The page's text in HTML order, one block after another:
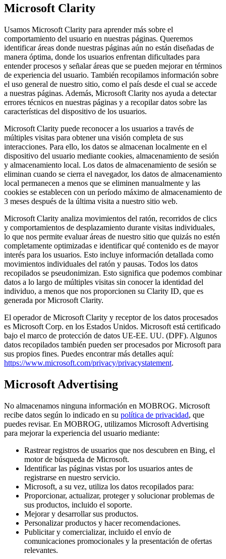
Microsoft Clarity
Usamos Microsoft Clarity para aprender más sobre el
comportamiento del usuario en nuestras páginas. Queremos
identificar áreas donde nuestras páginas aún no están diseñadas de
manera óptima, donde los usuarios enfrentan dificultades para
entender procesos y señalar áreas que se pueden mejorar en términos
de experiencia del usuario. También recopilamos información sobre
el uso general de nuestro sitio, como el país desde el cual se accede
a nuestras páginas. Además, Microsoft Clarity nos ayuda a detectar
errores técnicos en nuestras páginas y a recopilar datos sobre las
características del dispositivo de los usuarios.
Microsoft Clarity puede reconocer a los usuarios a través de
múltiples visitas para obtener una visión completa de sus
interacciones. Para ello, los datos se almacenan localmente en el
dispositivo del usuario mediante cookies, almacenamiento de sesión
y almacenamiento local. Los datos de almacenamiento de sesión se
eliminan cuando se cierra el navegador, los datos de almacenamiento
local permanecen a menos que se eliminen manualmente y las
cookies se establecen con un período máximo de almacenamiento de
3 meses después de la última visita a nuestro sitio web.
Microsoft Clarity analiza movimientos del ratón, recorridos de clics
y comportamientos de desplazamiento durante visitas individuales,
lo que nos permite evaluar áreas de nuestro sitio que quizás no estén
completamente optimizadas e identificar qué contenido es de mayor
interés para los usuarios. Esto incluye información detallada como
movimientos individuales del ratón y pausas. Todos los datos
recopilados se pseudonimizan. Esto significa que podemos combinar
datos a lo largo de múltiples visitas sin conocer la identidad del
individuo, a menos que nos proporcionen su Clarity ID, que es
generada por Microsoft Clarity.
El operador de Microsoft Clarity y receptor de los datos procesados
es Microsoft Corp. en los Estados Unidos. Microsoft está certificado
bajo el marco de protección de datos UE-EE. UU. (DPF). Algunos
datos recopilados también pueden ser procesados por Microsoft para
sus propios fines. Puedes encontrar más detalles aquí:
https://www.microsoft.com/privacy/privacystatement.
Microsoft Advertising
No almacenamos ninguna información en MOBROG. Microsoft
recibe datos según lo indicado en su política de privacidad, que
puedes revisar. En MOBROG, utilizamos Microsoft Advertising
para mejorar la experiencia del usuario mediante:
Rastrear registros de usuarios que nos descubren en Bing, el
motor de búsqueda de Microsoft.
Identificar las páginas vistas por los usuarios antes de
registrarse en nuestro servicio.
Microsoft, a su vez, utiliza los datos recopilados para:
Proporcionar, actualizar, proteger y solucionar problemas de
sus productos, incluido el soporte.
Mejorar y desarrollar sus productos.
Personalizar productos y hacer recomendaciones.
Publicitar y comercializar, incluido el envío de
comunicaciones promocionales y la presentación de ofertas
relevantes.